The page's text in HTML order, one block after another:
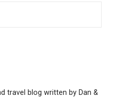
travel blog written by Dan &